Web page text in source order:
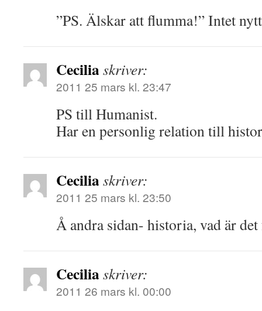
”PS. Älskar att flumma!” Intet
Ceciliaskriver:
2011 25 mars kl. 23:47
PS till Humanist.
Har en personlig relation till
Ceciliaskriver:
2011 25 mars kl. 23:50
Å andra sidan- historia, vad är det
Ceciliaskriver:
2011 26 mars kl. 00:00